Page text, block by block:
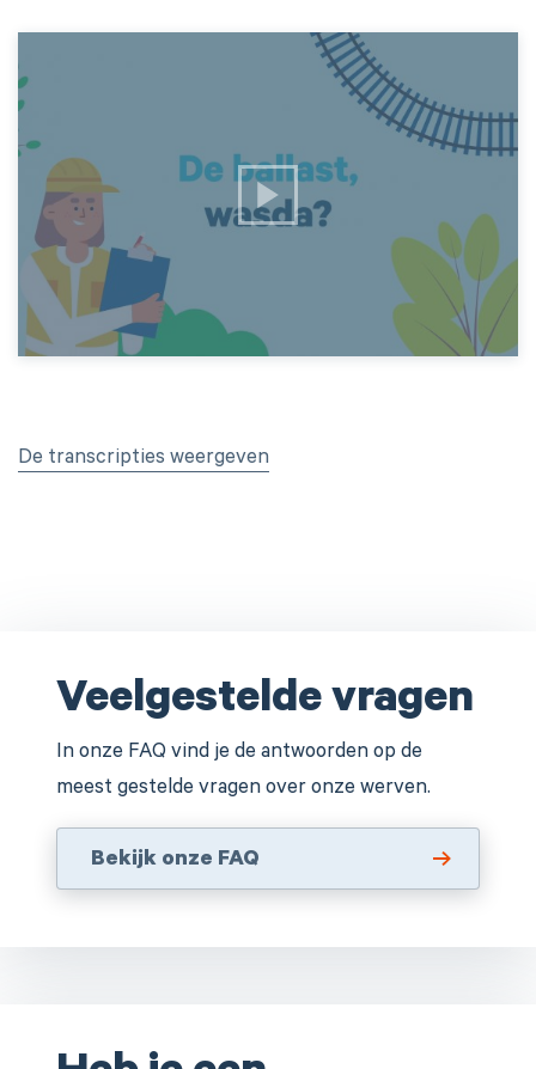
De transcripties weergeven
Veelgestelde vragen
In onze FAQ vind je de antwoorden op de
meest gestelde vragen over onze werven.
Bekijk onze FAQ